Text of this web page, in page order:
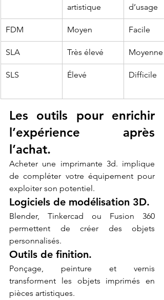
artistique
d’usage
FDM Moyen Facile
SLA Très élevé Moyenne
SLS Élevé Difficile
Les outils pour enrichir
l’expérience après
l’achat.
Acheter une imprimante 3d. implique
de compléter votre équipement pour
exploiter son potentiel.
Logiciels de modélisation 3D.
Blender, Tinkercad ou Fusion 360
permettent de créer des objets
personnalisés.
Outils de finition.
Ponçage, peinture et vernis
transforment les objets imprimés en
pièces artistiques.